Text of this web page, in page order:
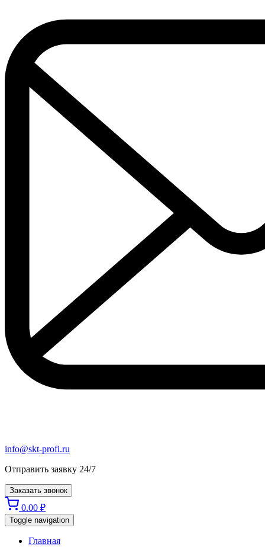
info@skt-profi.ru
Отправить заявку 24/7
Заказать звонок
0.00 ₽
Toggle navigation
Главная